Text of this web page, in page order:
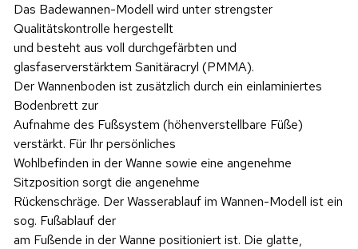
Das Badewannen-Modell wird unter strengster
Qualitätskontrolle hergestellt
und besteht aus voll durchgefärbten und
glasfaserverstärktem Sanitäracryl (PMMA).
Der Wannenboden ist zusätzlich durch ein einlaminiertes
Bodenbrett zur
Aufnahme des Fußsystem (höhenverstellbare Füße)
verstärkt. Für Ihr persönliches
Wohlbefinden in der Wanne sowie eine angenehme
Sitzposition sorgt die angenehme
Rückenschräge. Der Wasserablauf im Wannen-Modell ist ein
sog. Fußablauf der
am Fußende in der Wanne positioniert ist. Die glatte,